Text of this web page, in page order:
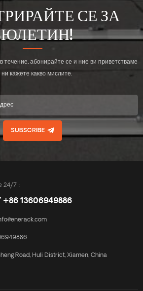
СЕ ЗА
течение, абонирайте се и ние ви приветстваме
ни кажете какво мислите.
SUBSCRIBE
24/7 :
13606949886
Road, Huli District, Xiamen, China